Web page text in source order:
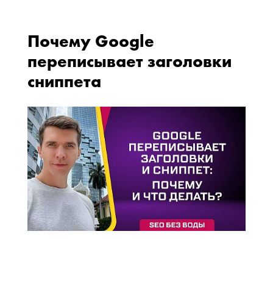
Почему Google
переписывает заголовки
сниппета